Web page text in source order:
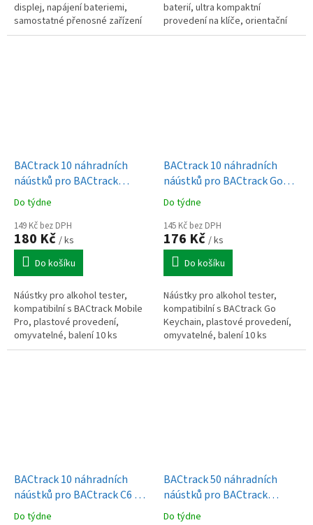
displej, napájení bateriemi,
samostatné přenosné zařízení
pro přesné a profesionální
baterií, ultra kompaktní
provedení na klíče, orientační
měření
BACtrack 10 náhradních
náústků pro BACtrack
Mobile Pro
Do týdne
149 Kč bez DPH
180 Kč / ks
Do košíku
Náústky pro alkohol tester,
kompatibilní s BACtrack Mobile
Pro, plastové provedení,
omyvatelné, balení 10 ks
BACtrack 10 náhradních
náústků pro BACtrack Go
Keychain
Do týdne
145 Kč bez DPH
176 Kč / ks
Do košíku
Náústky pro alkohol tester,
kompatibilní s BACtrack Go
Keychain, plastové provedení,
omyvatelné, balení 10 ks
BACtrack 10 náhradních
náústků pro BACtrack C6 a
C8
Do týdne
BACtrack 50 náhradních
náústků pro BACtrack
Mobile Pro
Do týdne